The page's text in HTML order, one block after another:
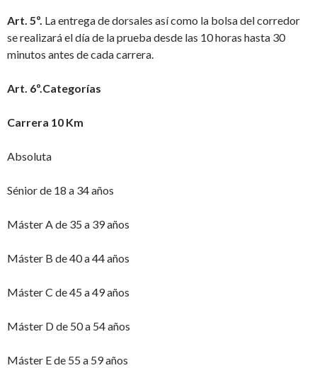
Art. 5º. La entrega de dorsales así como la bolsa del corredor
se realizará el día de la prueba desde las 10 horas hasta 30
minutos antes de cada carrera.
Art. 6º.Categorías
Carrera 10 Km
Absoluta
Sénior de 18 a 34 años
Máster A de 35 a 39 años
Máster B de 40 a 44 años
Máster C de 45 a 49 años
Máster D de 50 a 54 años
Máster E de 55 a 59 años